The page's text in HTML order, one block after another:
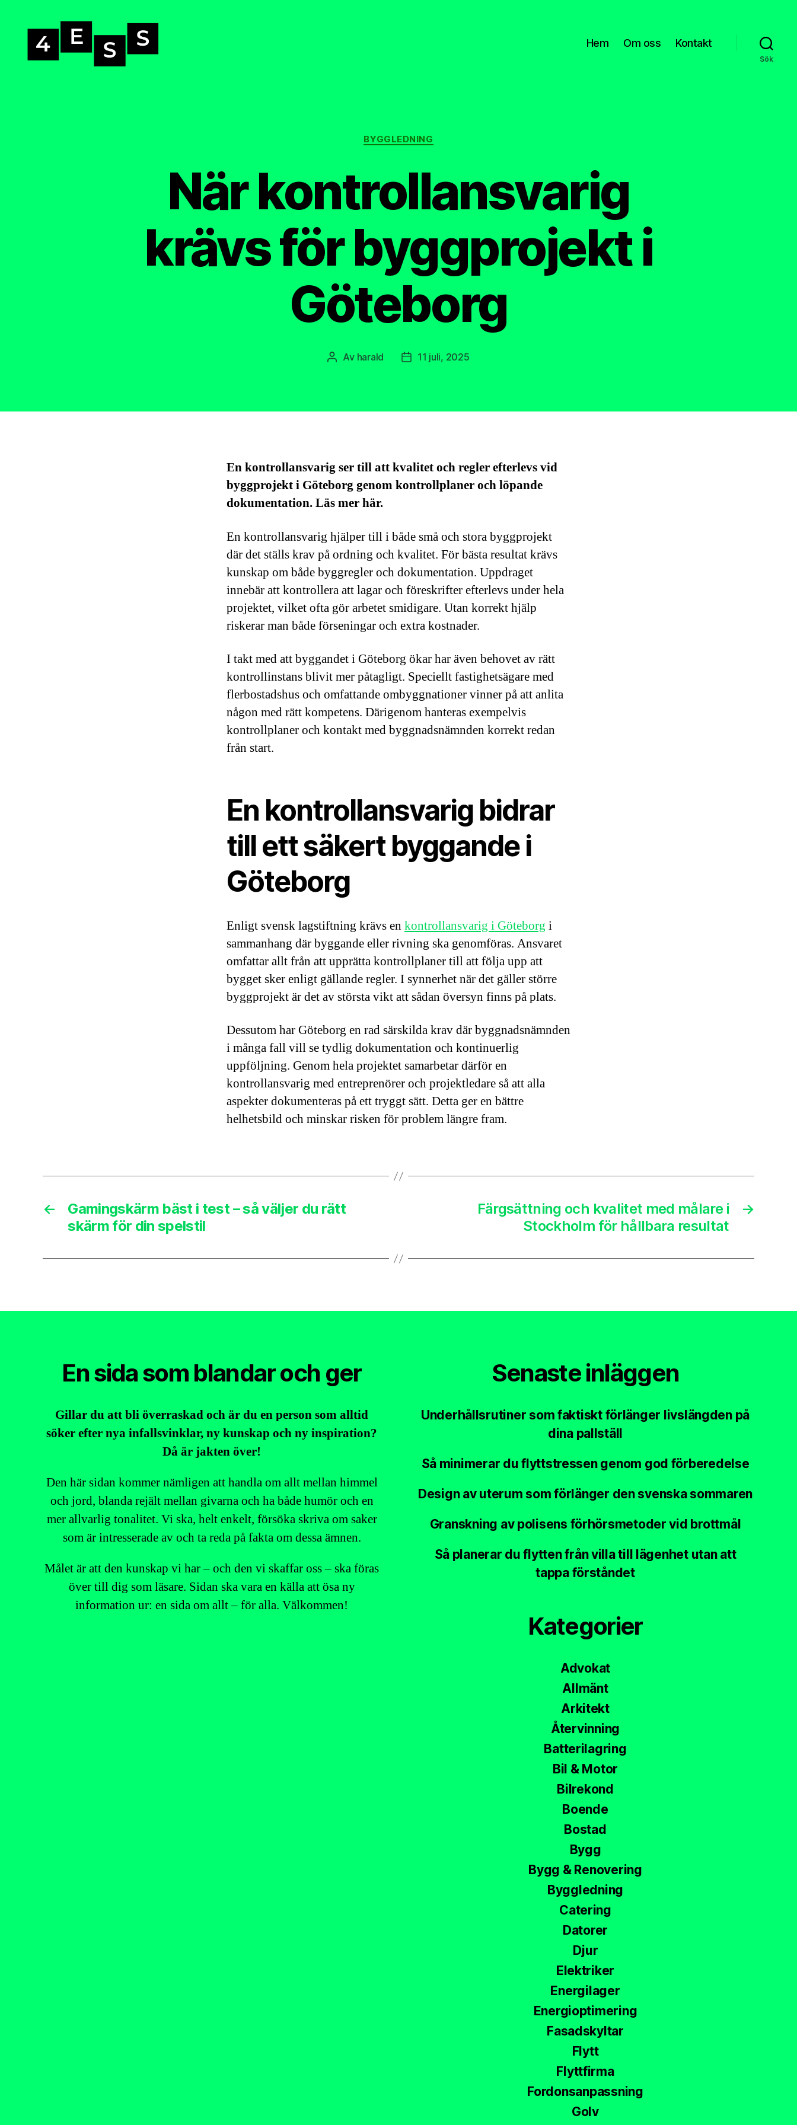
Hem Om oss Kontakt
Sök
Kategorier
BYGGLEDNING
När kontrollansvarig
krävs för byggprojekt i
Göteborg
Inläggsförfattare
Av harald Inläggsdatum
11 juli, 2025
En kontrollansvarig ser till att kvalitet och regler efterlevs vid
byggprojekt i Göteborg genom kontrollplaner och löpande
dokumentation. Läs mer här.
En kontrollansvarig hjälper till i både små och stora byggprojekt
där det ställs krav på ordning och kvalitet. För bästa resultat krävs
kunskap om både byggregler och dokumentation. Uppdraget
innebär att kontrollera att lagar och föreskrifter efterlevs under hela
projektet, vilket ofta gör arbetet smidigare. Utan korrekt hjälp
riskerar man både förseningar och extra kostnader.
I takt med att byggandet i Göteborg ökar har även behovet av rätt
kontrollinstans blivit mer påtagligt. Speciellt fastighetsägare med
flerbostadshus och omfattande ombyggnationer vinner på att anlita
någon med rätt kompetens. Därigenom hanteras exempelvis
kontrollplaner och kontakt med byggnadsnämnden korrekt redan
från start.
En kontrollansvarig bidrar
till ett säkert byggande i
Göteborg
Enligt svensk lagstiftning krävs en kontrollansvarig i Göteborg i
sammanhang där byggande eller rivning ska genomföras. Ansvaret
omfattar allt från att upprätta kontrollplaner till att följa upp att
bygget sker enligt gällande regler. I synnerhet när det gäller större
byggprojekt är det av största vikt att sådan översyn finns på plats.
Dessutom har Göteborg en rad särskilda krav där byggnadsnämnden
i många fall vill se tydlig dokumentation och kontinuerlig
uppföljning. Genom hela projektet samarbetar därför en
kontrollansvarig med entreprenörer och projektledare så att alla
aspekter dokumenteras på ett tryggt sätt. Detta ger en bättre
helhetsbild och minskar risken för problem längre fram.
←
Gamingskärm bäst i test – så väljer du rätt
skärm för din spelstil
→
Färgsättning och kvalitet med målare i
Stockholm för hållbara resultat
En sida som blandar och ger
Gillar du att bli överraskad och är du en person som alltid
söker efter nya infallsvinklar, ny kunskap och ny inspiration?
Då är jakten över!
Den här sidan kommer nämligen att handla om allt mellan himmel
och jord, blanda rejält mellan givarna och ha både humör och en
mer allvarlig tonalitet. Vi ska, helt enkelt, försöka skriva om saker
som är intresserade av och ta reda på fakta om dessa ämnen.
Målet är att den kunskap vi har – och den vi skaffar oss – ska föras
över till dig som läsare. Sidan ska vara en källa att ösa ny
information ur: en sida om allt – för alla. Välkommen!
Senaste inläggen
Underhållsrutiner som faktiskt förlänger livslängden på
dina pallställ
Så minimerar du flyttstressen genom god förberedelse
Design av uterum som förlänger den svenska sommaren
Granskning av polisens förhörsmetoder vid brottmål
Så planerar du flytten från villa till lägenhet utan att
tappa förståndet
Kategorier
Advokat
Allmänt
Arkitekt
Återvinning
Batterilagring
Bil & Motor
Bilrekond
Boende
Bostad
Bygg
Bygg & Renovering
Byggledning
Catering
Datorer
Djur
Elektriker
Energilager
Energioptimering
Fasadskyltar
Flytt
Flyttfirma
Fordonsanpassning
Golv